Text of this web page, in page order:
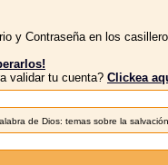
y Contraseña en los
validar tu cuenta? Clickea
de Dios: temas sobre la